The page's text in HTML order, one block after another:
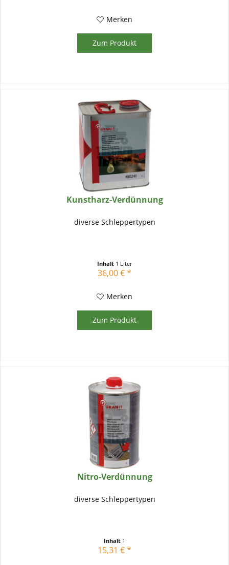
Merken
Zum Produkt
Kunstharz-Verdünnung
diverse Schleppertypen
Inhalt 1 Liter
36,00 € *
Merken
Zum Produkt
Nitro-Verdünnung
diverse Schleppertypen
Inhalt 1
15,31 € *